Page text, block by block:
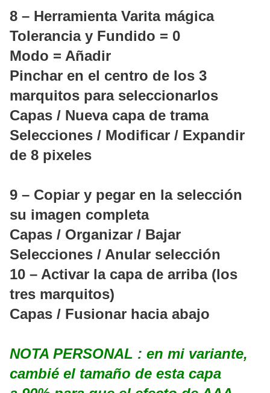
8 – Herramienta Varita mágica
Tolerancia y Fundido = 0
Modo = Añadir
Pinchar en el centro de los 3
marquitos para seleccionarlos
Capas / Nueva capa de trama
Selecciones / Modificar / Expandir
de 8 pixeles
9 – Copiar y pegar en la selección
su imagen completa
Capas / Organizar / Bajar
Selecciones / Anular selección
10 – Activar la capa de arriba (los
tres marquitos)
Capas / Fusionar hacia abajo
NOTA PERSONAL : en mi variante,
cambié el tamaño de esta capa